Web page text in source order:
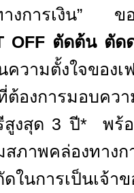
งการเงิน” ข
OFF ตัดต้น ตัด
ความตั้งใจของ
องการมอบคว
งสุด 3 ปี*พร้อ
สภาพคล่องทาง
ในการเป็นเจ้า